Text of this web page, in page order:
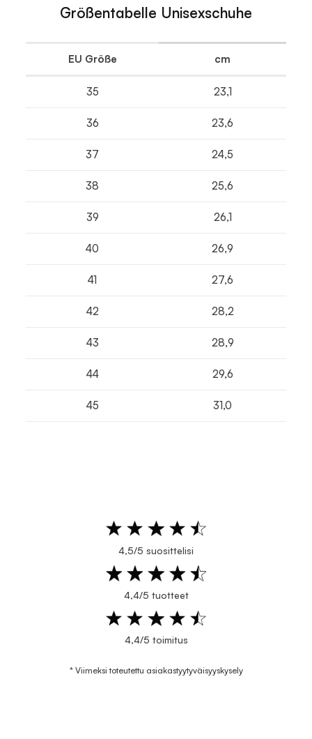
Größentabelle Unisexschuhe
EU Größe cm
35 23,1
36 23,6
37 24,5
38 25,6
39 26,1
40 26,9
41 27,6
42 28,2
43 28,9
44 29,6
45 31,0
4,5/5 suosittelisi
4,4/5 tuotteet
4,4/5 toimitus
* Viimeksi toteutettu asiakastyytyväisyyskysely